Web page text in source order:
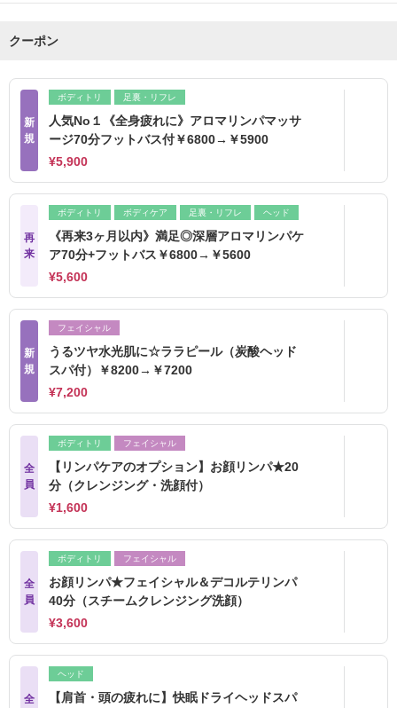
クーポン
新
規
ボディトリ 足裏・リフレ
人気No１《全身疲れに》アロマリンパマッサ
ージ70分フットバス付￥6800→￥5900
¥5,900
再
来
ボディトリ ボディケア 足裏・リフレ ヘッド
《再来3ヶ月以内》満足◎深層アロマリンパケ
ア70分+フットバス￥6800→￥5600
¥5,600
新
規
フェイシャル
うるツヤ水光肌に☆ララピール（炭酸ヘッド
スパ付）￥8200→￥7200
¥7,200
全
員
ボディトリ フェイシャル
【リンパケアのオプション】お顔リンパ★20
分（クレンジング・洗顔付）
¥1,600
全
員
ボディトリ フェイシャル
お顔リンパ★フェイシャル＆デコルテリンパ
40分（スチームクレンジング洗顔）
¥3,600
全
ヘッド
【肩首・頭の疲れに】快眠ドライヘッドスパ